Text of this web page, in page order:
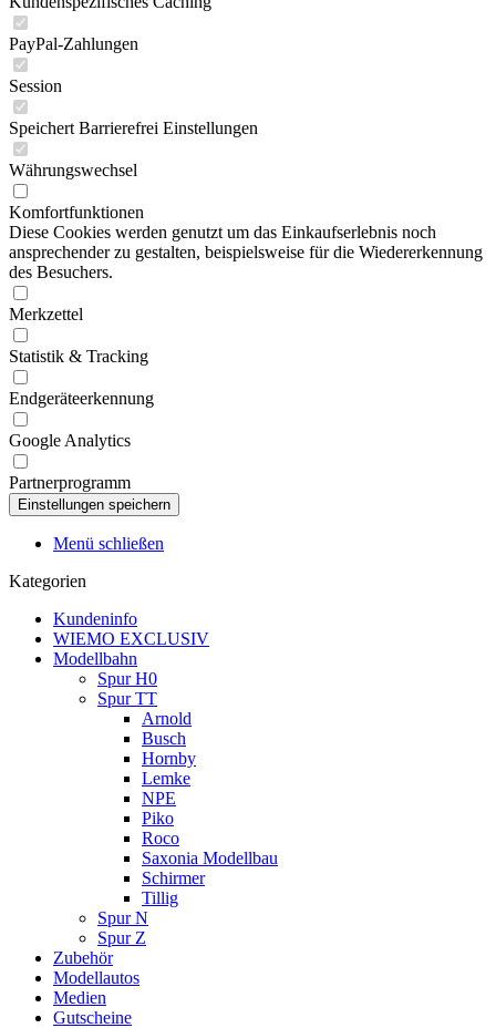
PayPal-Zahlungen
Session
Speichert Barrierefrei Einstellungen
Währungswechsel
Komfortfunktionen
Diese Cookies werden genutzt um das Einkaufserlebnis noch
ansprechender zu gestalten, beispielsweise für die Wiedererkennung
des Besuchers.
Merkzettel
Statistik & Tracking
Endgeräteerkennung
Google Analytics
Partnerprogramm
Menü schließen
Kategorien
Kundeninfo
WIEMO EXCLUSIV
Modellbahn
Spur H0
Spur TT
Arnold
Busch
Hornby
Lemke
NPE
Piko
Roco
Saxonia Modellbau
Schirmer
Tillig
Spur N
Spur Z
Zubehör
Modellautos
Medien
Gutscheine